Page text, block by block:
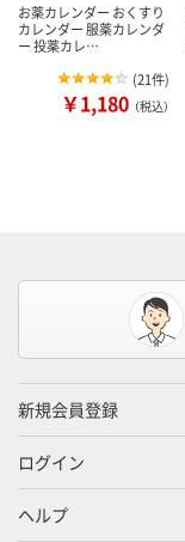
お薬カレンダー おくすり
カレンダー 服薬カレンダ
ー 投薬カレ…
(21件)
￥1,180 （税込）
新規会員登録
ログイン
ヘルプ